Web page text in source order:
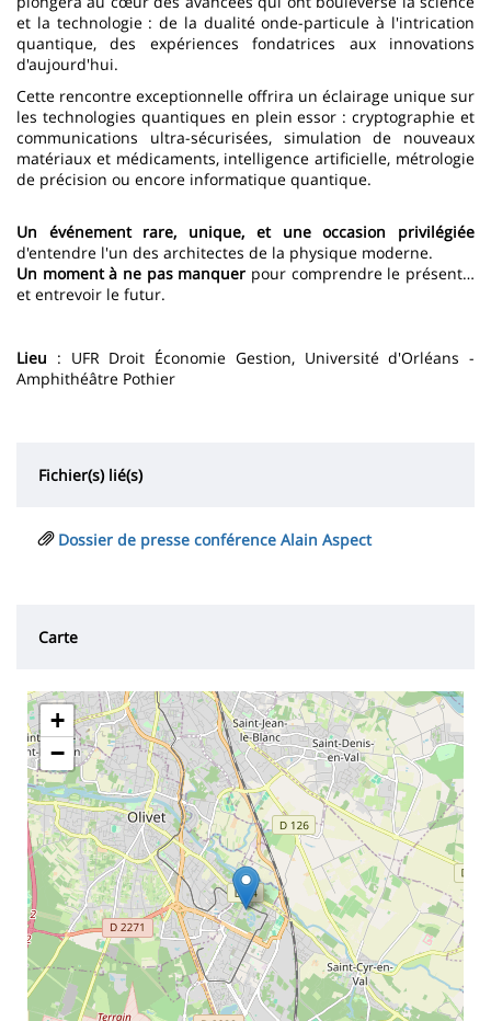
et la technologie : de la dualité onde-particule à l'intrication
quantique, des expériences fondatrices aux innovations
d'aujourd'hui.
Cette rencontre exceptionnelle offrira un éclairage unique sur
les technologies quantiques en plein essor : cryptographie et
communications ultra-sécurisées, simulation de nouveaux
matériaux et médicaments, intelligence artificielle, métrologie
de précision ou encore informatique quantique.
Un événement rare, unique, et une occasion privilégiée
d'entendre l'un des architectes de la physique moderne.
Un moment à ne pas manquer pour comprendre le présent…
et entrevoir le futur.
Lieu : UFR Droit Économie Gestion, Université d'Orléans -
Amphithéâtre Pothier
Fichier(s) lié(s)
Dossier de presse conférence Alain Aspect
Carte
+
−